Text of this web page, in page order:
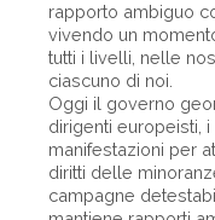
rapporto ambiguo
vivendo un
tutti i livelli, nelle
ciascuno di noi.
Oggi il governo
dirigenti europeisti,
manifestazioni per
diritti delle
campagne